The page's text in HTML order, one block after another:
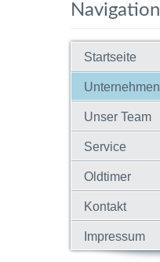
Navigation
Startseite
Unternehmen
Unser Team
Service
Oldtimer
Kontakt
Impressum